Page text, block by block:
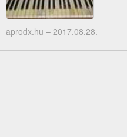
aprodx.hu – 2017.08.28.